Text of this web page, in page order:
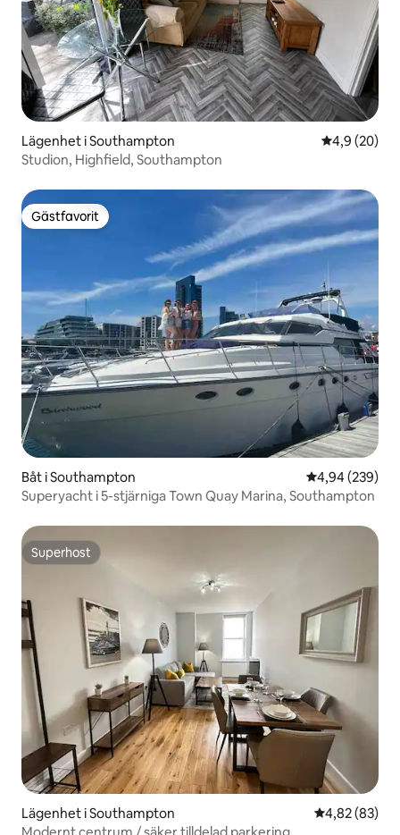
Lägenhet i Southampton 4,9 av 5 i
4,9 (20)
Studion, Highfield, Southampton
Gästfavorit
Gästfavorit
Båt i Southampton 4,94 av 5 i
4,94 (239)
Superyacht i 5-stjärniga Town Quay Marina, Southampton
Superhost
Superhost
Lägenhet i Southampton 4,82 av 5 i
4,82 (83)
Modernt centrum / säker tilldelad parkering